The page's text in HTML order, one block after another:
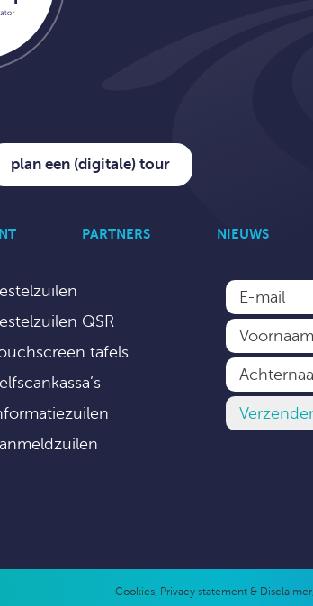
plan een (digitale) tour
PARTNERS NIEUWS
QSR
tafels
Cookies Privacy statement & Disclaimer